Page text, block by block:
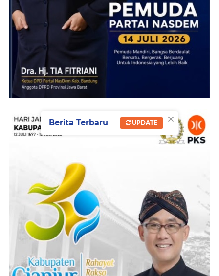
×
Berita Terbaru UPDATE